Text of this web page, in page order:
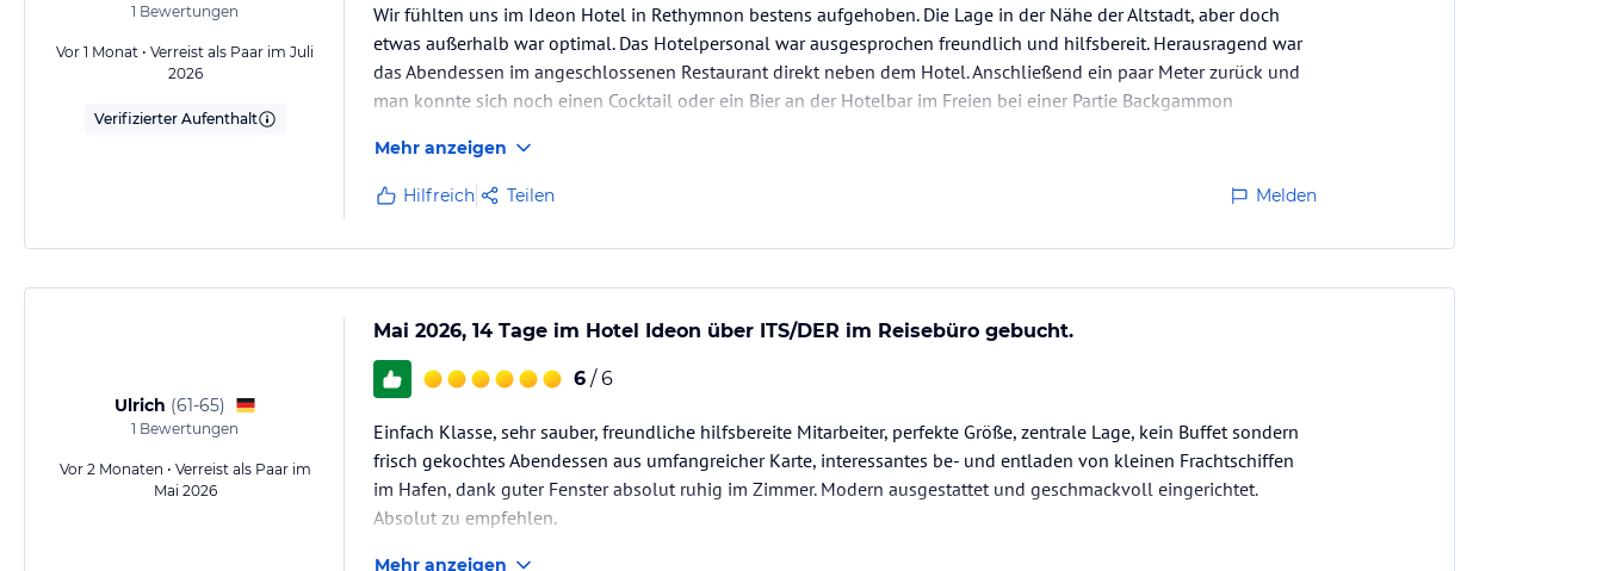
1 Bewertungen
Vor 1 Monat • Verreist als Paar im Juli
2026
Verifizierter Aufenthalt
Wir fühlten uns im Ideon Hotel in Rethymnon bestens aufgehoben. Die Lage in der Nähe der Altstadt, aber doch
etwas außerhalb war optimal. Das Hotelpersonal war ausgesprochen freundlich und hilfsbereit. Herausragend war
das Abendessen im angeschlossenen Restaurant direkt neben dem Hotel. Anschließend ein paar Meter zurück und
man konnte sich noch einen Cocktail oder ein Bier an der Hotelbar im Freien bei einer Partie Backgammon
Mehr anzeigen
Hilfreich Teilen Melden
Ulrich (61-65)
1 Bewertungen
Vor 2 Monaten • Verreist als Paar im
Mai 2026
Mai 2026, 14 Tage im Hotel Ideon über ITS/DER im Reisebüro gebucht.
6 / 6
Einfach Klasse, sehr sauber, freundliche hilfsbereite Mitarbeiter, perfekte Größe, zentrale Lage, kein Buffet sondern
frisch gekochtes Abendessen aus umfangreicher Karte, interessantes be- und entladen von kleinen Frachtschiffen
im Hafen, dank guter Fenster absolut ruhig im Zimmer. Modern ausgestattet und geschmackvoll eingerichtet.
Absolut zu empfehlen.
Mehr anzeigen